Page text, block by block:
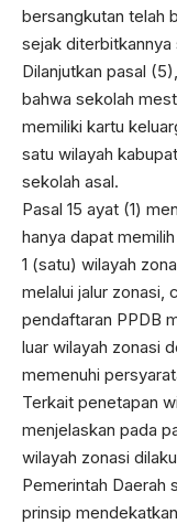
bersangkutan telah
sejak
Dilanjutkan pasal
bahwa sekolah
memiliki kartu
satu wilayah
sekolah asal.
Pasal 15 ayat (1)
hanya dapat
1 (satu) wilayah
melalui jalur zonasi,
pendaftaran PPDB
luar wilayah zonasi
memenuhi
Terkait penetapan
menjelaskan pada
wilayah zonasi
Pemerintah Daerah
prinsip